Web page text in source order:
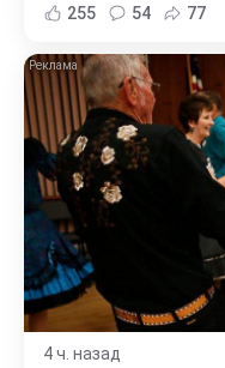
255 54 77
4 ч. назад